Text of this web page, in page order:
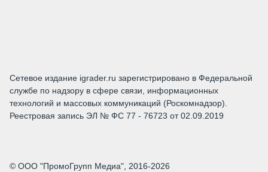
Сетевое издание igrader.ru зарегистрировано в Федеральной
службе по надзору в сфере связи, информационных
технологий и массовых коммуникаций (Роскомнадзор).
Реестровая запись ЭЛ № ФС 77 - 76723 от 02.09.2019
© ООО "ПромоГрупп Медиа", 2016-2026